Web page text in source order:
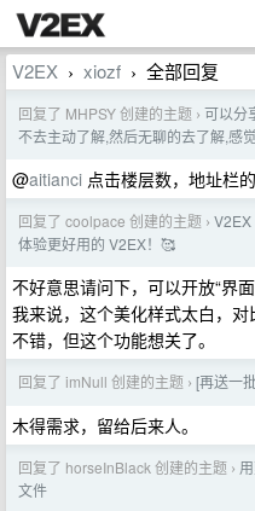
V2EX › xiozf › 全部回复
回复了 MHPSY 创建的主题 › 可以分
不去主动了解,然后无聊的去了解,感
@aitianci 点击楼层数，地址栏
回复了 coolpace 创建的主题 › V2EX
体验更好用的 V2EX！🥰
不好意思请问下，可以开放“界
我来说，这个美化样式太白，
不错，但这个功能想关了。
回复了 imNull 创建的主题 › [再送一
木得需求，留给后来人。
回复了 horseInBlack 创建的主题 ›
文件